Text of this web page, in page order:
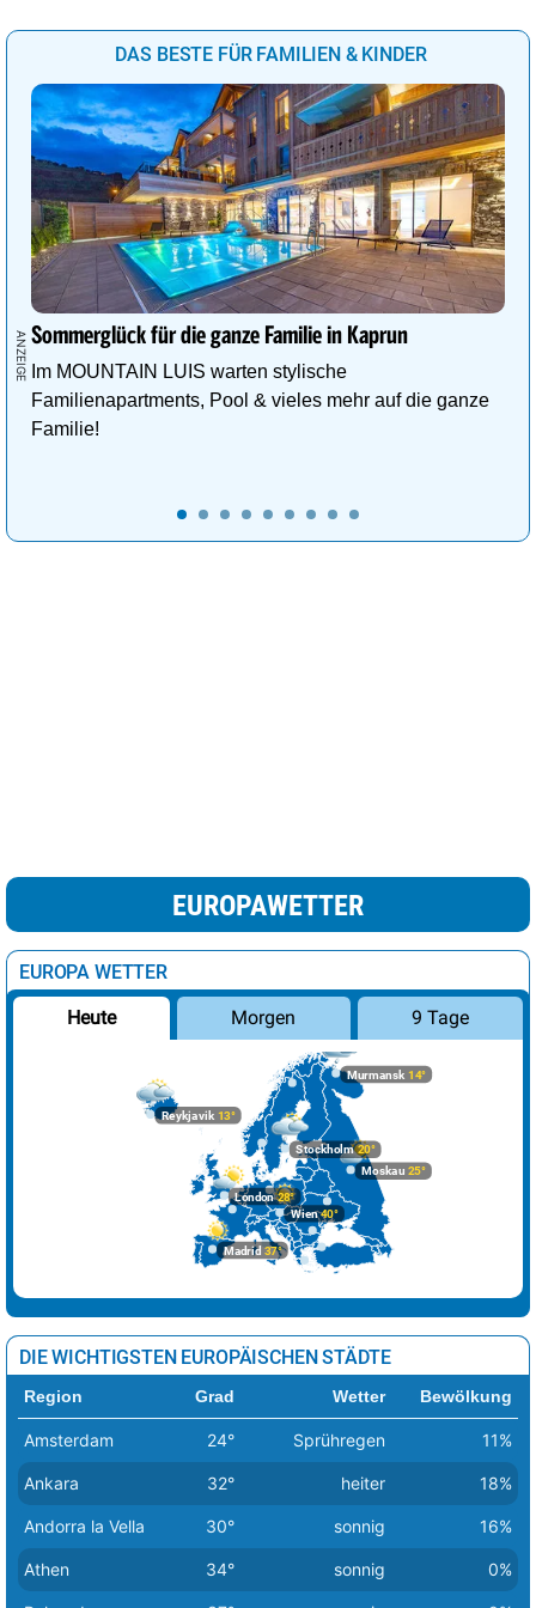
DAS BESTE FÜR FAMILIEN & KINDER
Sommerglück für die ganze Familie in Kaprun
Im MOUNTAIN LUIS warten stylische
Familienapartments, Pool & vieles mehr auf die ganze
Familie!
EUROPAWETTER
EUROPA WETTER
Heute Morgen 9 Tage
London28°
Stockholm20°
Murmansk 14°
Moskau 25°
Wien40°
Madrid 37°
Reykjavik 13°
DIE WICHTIGSTEN EUROPÄISCHEN STÄDTE
Region Grad Wetter Bewölkung
Amsterdam 24° Sprühregen 11%
Ankara 32° heiter 18%
Andorra la Vella 30° sonnig 16%
Athen 34° sonnig 0%